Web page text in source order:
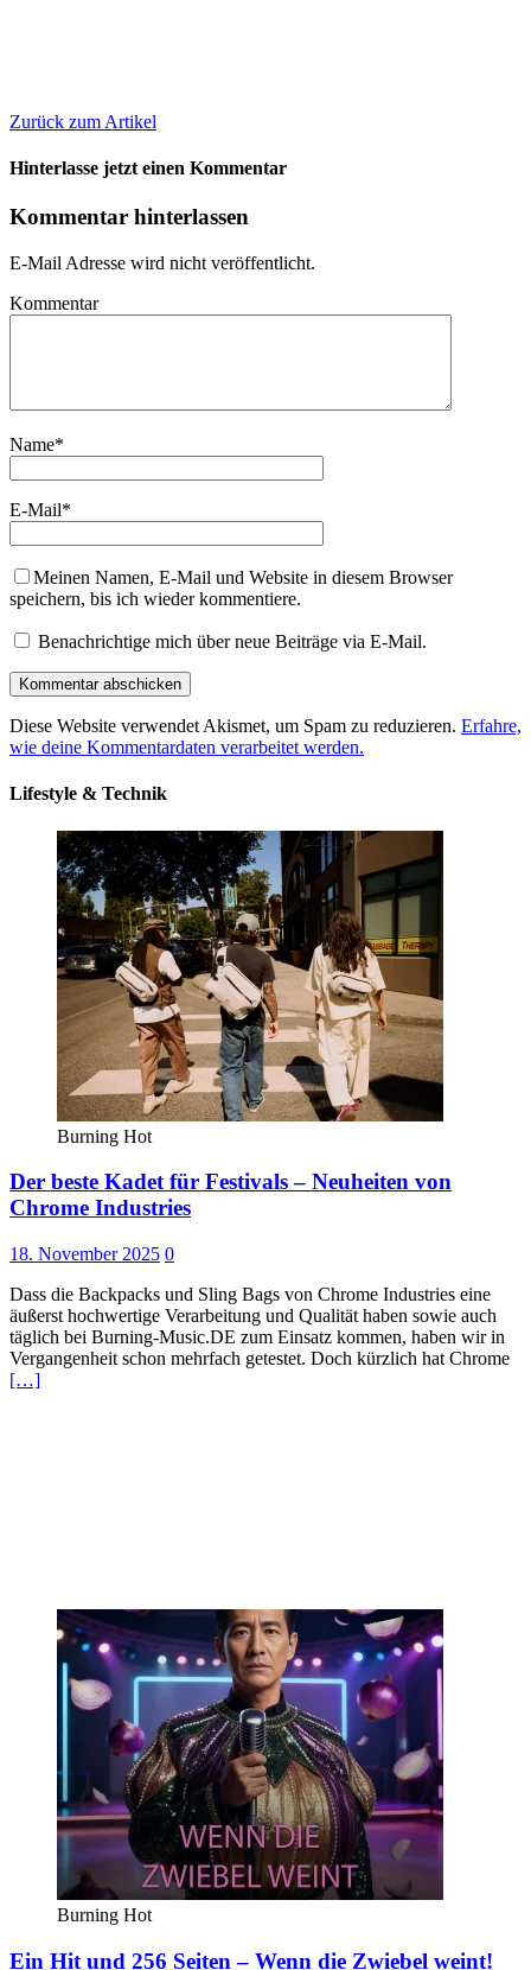
Zurück zum Artikel
Hinterlasse jetzt einen Kommentar
Kommentar hinterlassen
E-Mail Adresse wird nicht veröffentlicht.
Kommentar
Name*
E-Mail*
Meinen Namen, E-Mail und Website in diesem Browser
speichern, bis ich wieder kommentiere.
Benachrichtige mich über neue Beiträge via E-Mail.
Diese Website verwendet Akismet, um Spam zu reduzieren. Erfahre,
wie deine Kommentardaten verarbeitet werden.
Lifestyle & Technik
Burning Hot
Der beste Kadet für Festivals – Neuheiten von
Chrome Industries
18. November 2025 0
Dass die Backpacks und Sling Bags von Chrome Industries eine
äußerst hochwertige Verarbeitung und Qualität haben sowie auch
täglich bei Burning-Music.DE zum Einsatz kommen, haben wir in
Vergangenheit schon mehrfach getestet. Doch kürzlich hat Chrome
[…]
Burning Hot
Ein Hit und 256 Seiten – Wenn die Zwiebel weint!